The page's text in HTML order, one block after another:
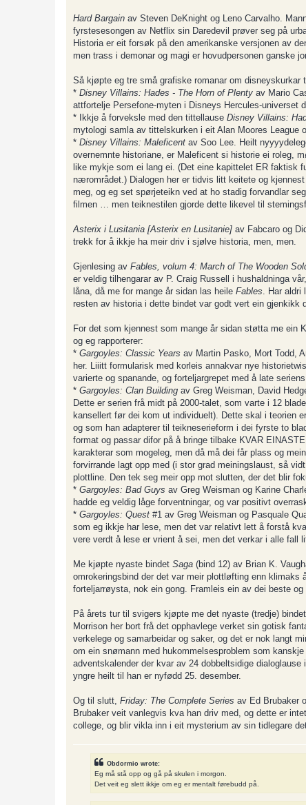
Hard Bargain av Steven DeKnight og Leno Carvalho.
fyrstesesongen av Netflix sin Daredevil prøver seg på
Historia er eit forsøk på den amerikanske versjonen av
men trass i demonar og magi er hovudpersonen ganske
Så kjøpte eg tre små grafiske romanar om
* Disney Villains: Hades - The Horn of Plenty av Mario
attfortelje Persefone-myten i Disneys Hercules-universet
* Ikkje å forveksle med den tittellause Disney Villains:
mytologi samla av tittelskurken i eit Alan Moores
* Disney Villains: Maleficent av Soo Lee. Heilt
overnemnte historiane, er Maleficent si historie ei roleg,
like mykje som ei lang ei. (Det eine kapittelet ER faktisk
nærområdet.) Dialogen her er tidvis litt keitete og
meg, og eg set spørjeteikn ved at ho stadig forvandlar
filmen … men teiknestilen gjorde dette likevel til
Asterix i Lusitania [Asterix en Lusitanie] av Fabcaro og
trekk for å ikkje ha meir driv i sjølve historia, men, men.
Gjenlesing av Fables, volum 4: March of The Wooden
er veldig tilhengarar av P. Craig Russell i hushaldninga
låna, då me for mange år sidan las heile Fables. Har aldri
resten av historia i dette bindet var godt vert ein gjenkikk
For det som kjennest som mange år sidan støtta me ein
og eg rapporterer:
* Gargoyles: Classic Years av Martin Pasko, Mort Todd,
her. Liiitt formularisk med korleis annakvar nye
varierte og spanande, og forteljargrepet med å late
* Gargoyles: Clan Building av Greg Weisman, David
Dette er serien frå midt på 2000-talet, som varte i 12
kansellert før dei kom ut individuelt). Dette skal i teorien
og som han adapterer til teikneserieform i dei fyrste to
format og passar difor på å bringe tilbake KVAR
karakterar som mogeleg, men då må dei får plass og
forvirrande lagt opp med (i stor grad meiningslaust, så
plottline. Den tek seg meir opp mot slutten, der det blir
* Gargoyles: Bad Guys av Greg Weisman og Karine
hadde eg veldig låge forventningar, og var positivt
* Gargoyles: Quest #1 av Greg Weisman og Pasquale
som eg ikkje har lese, men det var relativt lett å forstå
vere verdt å lese er vrient å sei, men det verkar i alle fall
Me kjøpte nyaste bindet Saga (bind 12) av Brian K.
omrokeringsbind der det var meir plottløfting enn klimaks
forteljarrøysta, nok ein gong. Framleis ein av dei beste
På årets tur til svigers kjøpte me det nyaste (tredje) bindet
Morrison her bort frå det opphavlege verket sin gotisk
verkelege og samarbeidar og saker, og det er nok langt
om ein snømann med hukommelsesproblem som
adventskalender der kvar av 24 dobbeltsidige
yngre heilt til han er nyfødd 25. desember.
Og til slutt, Friday: The Complete Series av Ed Brubaker
Brubaker veit vanlegvis kva han driv med, og dette er
college, og blir vikla inn i eit mysterium av sin tidlegare
Obdormio wrote:
Eg må stå opp og gå på skulen i morgon.
Det veit eg slett ikkje om eg er mentalt førebudd på.